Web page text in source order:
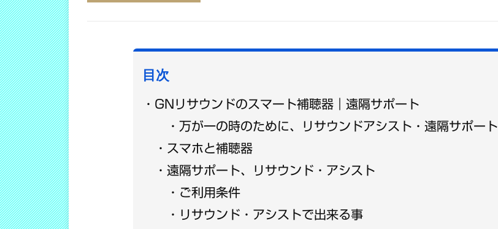
目次
GNリサウンドのスマート補聴器｜遠隔サポート
万が一の時のために、リサウンドアシスト・遠隔サポート
スマホと補聴器
遠隔サポート、リサウンド・アシスト
ご利用条件
リサウンド・アシストで出来る事